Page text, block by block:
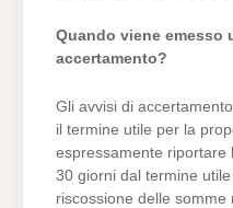
Quando viene emesso
accertamento?
Gli avvisi di
il termine utile per la
espressamente riportare
30 giorni dal termine
riscossione delle